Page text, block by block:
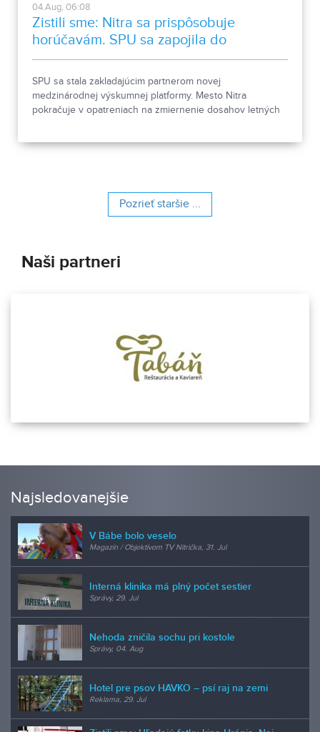
04.Aug, 06:08
Zistili sme: Nitra sa prispôsobuje
horúčavám. SPU sa zapojila do
medzinárodnej platformy
SPU sa stala zakladajúcim partnerom novej
medzinárodnej výskumnej platformy. Mesto Nitra
pokračuje v opatreniach na zmiernenie dosahov letných
Pozrieť staršie ...
Naši partneri
Najsledovanejšie
V Bábe bolo veselo
Magazín / Objektívom TV Nitrička, 31. Jul
Interná klinika má plný počet sestier
Správy, 29. Jul
Nehoda zničila sochu pri kostole
Správy, 04. Aug
Hotel pre psov HAVKO – psí raj na zemi
Reklama, 29. Jul